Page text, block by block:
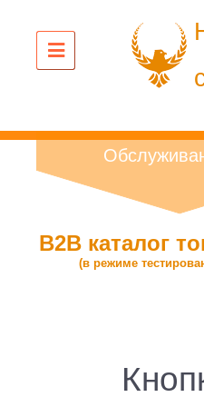
B2B каталог
(в режиме